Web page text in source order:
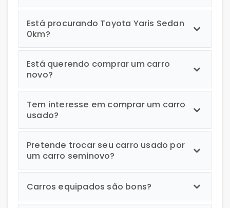
Está procurando Toyota Yaris Sedan
0km?
Está querendo comprar um carro
novo?
Tem interesse em comprar um carro
usado?
Pretende trocar seu carro usado por
um carro seminovo?
Carros equipados são bons?